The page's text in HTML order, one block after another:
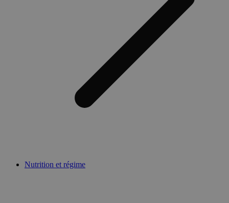
Nutrition et régime